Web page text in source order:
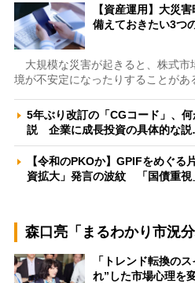
【資産運用】大災
備えておきたい3つ
大規模な災害が起きると、株式市
境が不安定になったりすることがあ
5年ぶり改訂の「CGコード」、
説 企業に成長投資の具体的な
【令和のPKOか】GPIFをめぐる
資拡大」発言の波紋 「国債重
森口亮「まるわかり市況分
「トレンド転換の
れ”した市場心理を